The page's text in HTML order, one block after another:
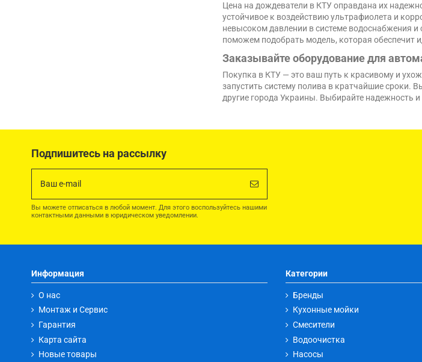
Цена на дождеватели в КТУ оправдана их
устойчивое к воздействию ультрафиолета и
невысоком давлении в системе водоснабжения
поможем подобрать модель, которая обеспечит
Заказывайте оборудование для
Покупка в КТУ — это ваш путь к красивому и
запустить систему полива в кратчайшие сроки.
другие города Украины. Выбирайте надежность
Подпишитесь на рассылку
Вы можете отписаться в любой момент. Для этого воспользуйтесь нашими
контактными данными в юридическом уведомлении.
Информация
О нас
Монтаж и Сервис
Гарантия
Карта сайта
Новые товары
Категории
Бренды
Кухонные мойки
Смесители
Водоочистка
Насосы